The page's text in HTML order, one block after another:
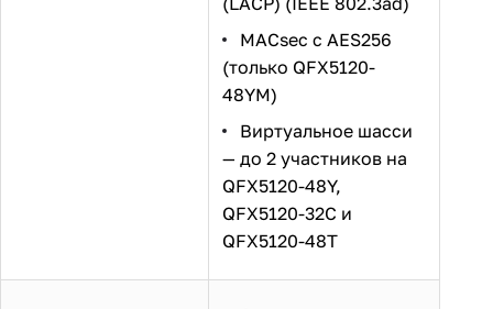
MACsec с AES256
(только QFX5120-
48YM)
Виртуальное шасси
— до 2 участников на
QFX5120-48Y,
QFX5120-32C и
QFX5120-48T